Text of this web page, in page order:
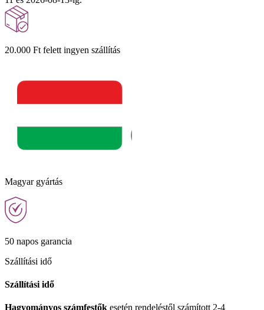
20.000 Ft felett ingyen szállítás
Magyar gyártás
50 napos garancia
Szállítási idő
Szállítási idő
Hagyományos számfestők esetén rendeléstől számított 2-4